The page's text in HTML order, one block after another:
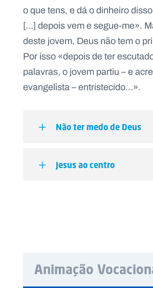
o que tens, e dá o dinheiro
[…] depois vem e segue-me».
deste jovem, Deus não tem o
Por isso «depois de ter
palavras, o jovem partiu – e
evangelista – entristecido…».
Não ter medo de Deus
Jesus ao centro
Animação